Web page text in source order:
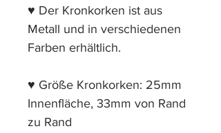
♥ Der Kronkorken ist aus
Metall und in verschiedenen
Farben erhältlich.
♥ Größe Kronkorken: 25mm
Innenfläche, 33mm von Rand
zu Rand